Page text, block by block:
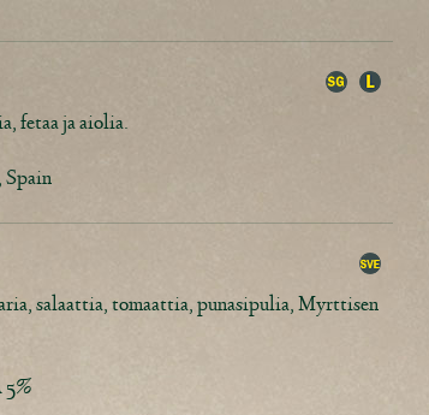
fetaa ja aiolia.
salaattia, tomaattia, punasipulia, Myrttisen
5%